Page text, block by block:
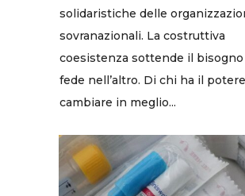
solidaristiche delle
sovranazionali. La costruttiva
coesistenza sottende il bisogno
fede nell’altro. Di chi ha il
cambiare in meglio...